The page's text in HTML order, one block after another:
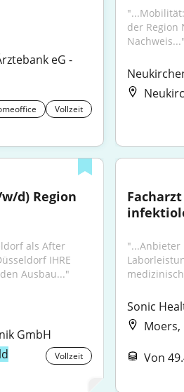
eG -
Vollzeit
der Region
Nachweis..."
d) Region
als After
IHRE
Ausbau..."
GmbH
Vollzeit
"...Anbieter
Sonic
Moers,
Von